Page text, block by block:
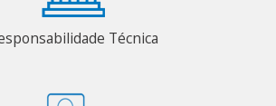
Técnica